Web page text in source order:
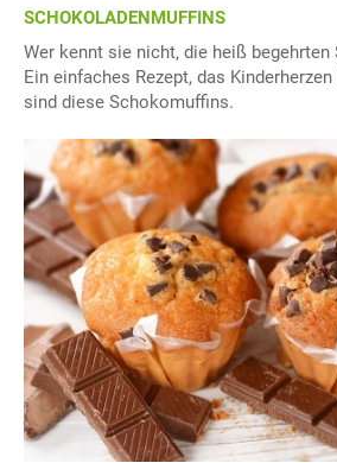
SCHOKOLADENMUFFINS
Wer kennt sie nicht, die heiß
Ein einfaches Rezept, das
sind diese Schokomuffins.